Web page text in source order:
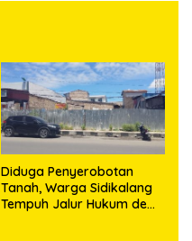
Diduga Penyerobotan
Tanah, Warga Sidikalang
Tempuh Jalur Hukum demi